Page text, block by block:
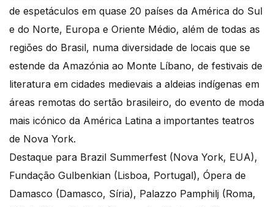
de espetáculos em quase 20 países da América do Sul
e do Norte, Europa e Oriente Médio, além de todas as
regiões do Brasil, numa diversidade de locais que se
estende da Amazónia ao Monte Líbano, de festivais de
literatura em cidades medievais a aldeias indígenas em
áreas remotas do sertão brasileiro, do evento de moda
mais icónico da América Latina a importantes teatros
de Nova York.
Destaque para Brazil Summerfest (Nova York, EUA),
Fundação Gulbenkian (Lisboa, Portugal), Ópera de
Damasco (Damasco, Síria), Palazzo Pamphilj (Roma,